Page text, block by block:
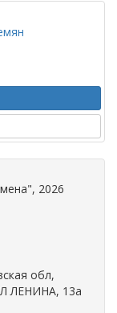
, 2026
обл,
ЛЕНИНА, 13а